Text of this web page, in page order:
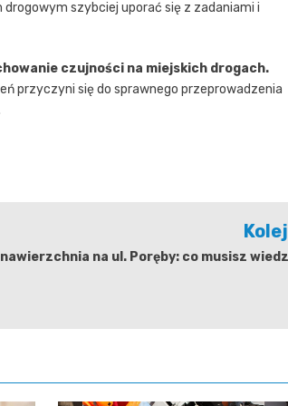
szybciej uporać się z zadaniami i
czujności na miejskich drogach.
przyczyni się do sprawnego przeprowadzenia
nawierzchnia na ul. Poręby: co musisz